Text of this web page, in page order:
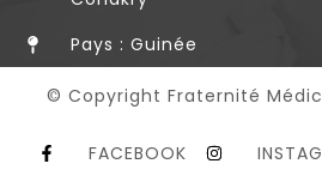
Pays : Guinée
© Copyright Fraternité
FACEBOOK